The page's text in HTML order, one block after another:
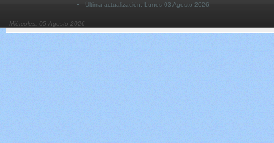
Última actualización: Lunes 03 Agosto 2026.
Miércoles, 05 Agosto 2026